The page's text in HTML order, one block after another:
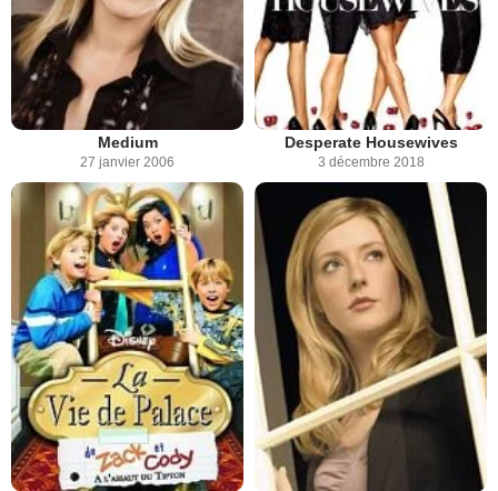
Medium
27 janvier 2006
Desperate Housewives
3 décembre 2018